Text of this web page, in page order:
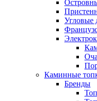
Угловые
Каминные
Бренды